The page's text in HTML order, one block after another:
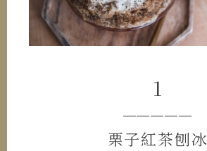
1
─────
栗子紅茶刨冰